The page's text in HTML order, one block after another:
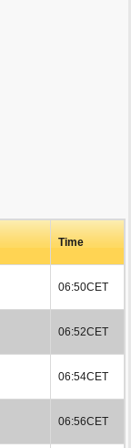
Time
06:50CET
06:52CET
06:54CET
06:56CET